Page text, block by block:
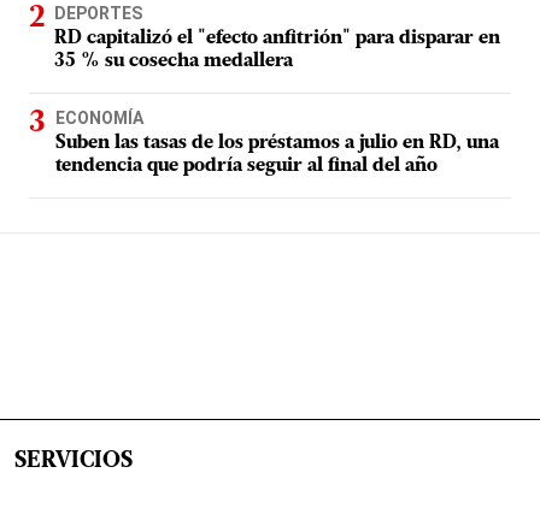
DEPORTES
RD capitalizó el "efecto anfitrión" para disparar en
35 % su cosecha medallera
ECONOMÍA
Suben las tasas de los préstamos a julio en RD, una
tendencia que podría seguir al final del año
SERVICIOS